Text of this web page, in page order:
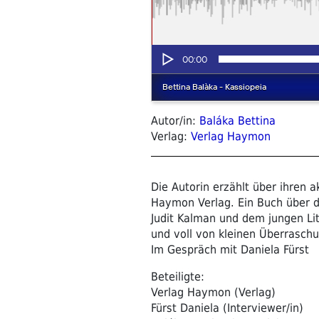
Autor/in: Baláka Bettina
Verlag: Verlag Haymon
Die Autorin erzählt über ihren
Haymon Verlag. Ein Buch über
Judit Kalman und dem jungen
und voll von kleinen
Im Gespräch mit Daniela Fürst
Beteiligte:
Verlag Haymon (Verlag)
Fürst Daniela (Interviewer/in)